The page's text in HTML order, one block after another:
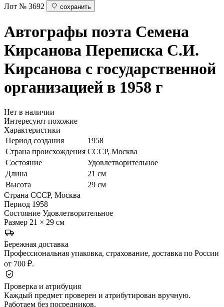
Лот № 3692
сохранить
Автографы поэта Семена
Кирсанова Переписка С.И.
Кирсанова с государственной
организацией в 1958 г
Нет в наличии
Интересуют похожие
Характеристики
Период создания
1958
Страна происхождения СССР, Москва
Состояние
Удовлетворительное
Длина
21 см
Высота
29 см
Страна СССР, Москва
Период 1958
Состояние Удовлетворительное
Размер 21 × 29 см
Бережная доставка
Профессиональная упаковка, страхование, доставка по России
от 700 ₽.
Проверка и атрибуция
Каждый предмет проверен и атрибутирован вручную.
Работаем без посредников.